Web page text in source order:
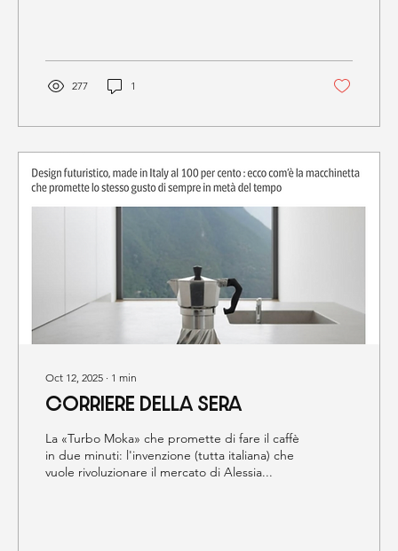
277 1
Oct 12, 2025 ∙ 1 min
CORRIERE DELLA SERA
La «Turbo Moka» che promette di fare il caffè
in due minuti: l'invenzione (tutta italiana) che
vuole rivoluzionare il mercato di Alessia...